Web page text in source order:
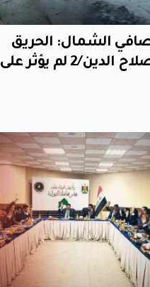
الشمال: الحريق
بمصفى صلاح الدين/2 لم يؤثر على